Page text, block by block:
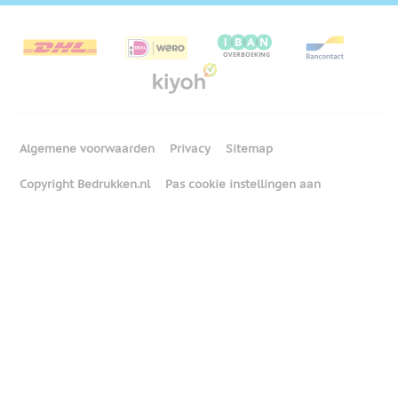
Algemene voorwaarden Privacy Sitemap
Copyright Bedrukken.nl Pas cookie instellingen aan